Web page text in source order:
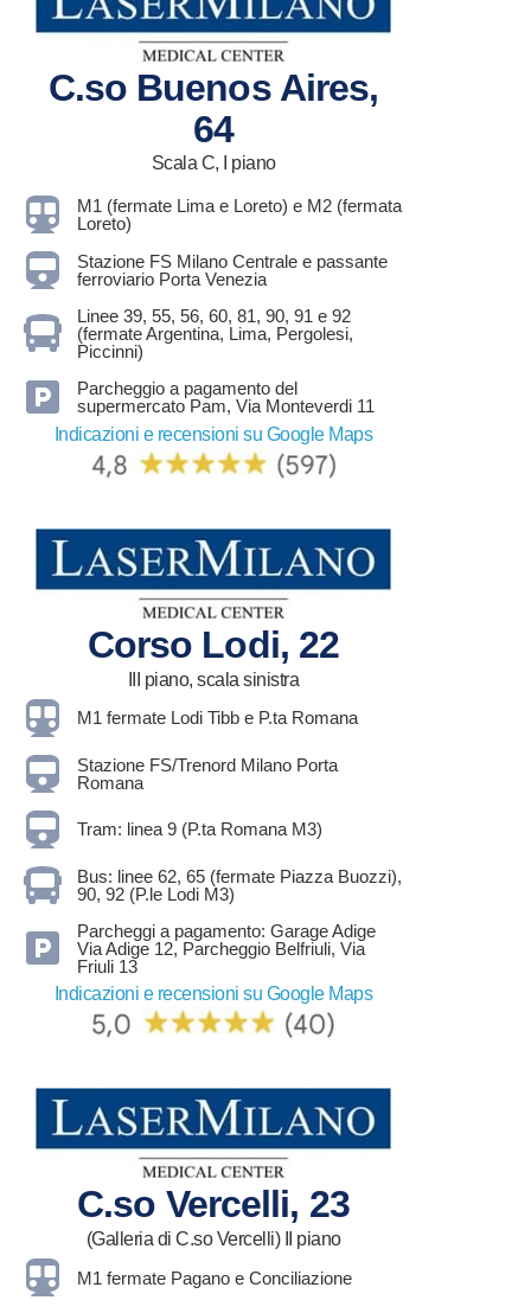
C.so Buenos Aires,
64
Scala C, I piano
M1 (fermate Lima e Loreto) e M2 (fermata
Loreto)
Stazione FS Milano Centrale e passante
ferroviario Porta Venezia
Linee 39, 55, 56, 60, 81, 90, 91 e 92
(fermate Argentina, Lima, Pergolesi,
Piccinni)
Parcheggio a pagamento del
supermercato Pam, Via Monteverdi 11
Indicazioni e recensioni su Google Maps
Corso Lodi, 22
III piano, scala sinistra
M1 fermate Lodi Tibb e P.ta Romana
Stazione FS/Trenord Milano Porta
Romana
Tram: linea 9 (P.ta Romana M3)
Bus: linee 62, 65 (fermate Piazza Buozzi),
90, 92 (P.le Lodi M3)
Parcheggi a pagamento: Garage Adige
Via Adige 12, Parcheggio Belfriuli, Via
Friuli 13
Indicazioni e recensioni su Google Maps
C.so Vercelli, 23
(Galleria di C.so Vercelli) II piano
M1 fermate Pagano e Conciliazione